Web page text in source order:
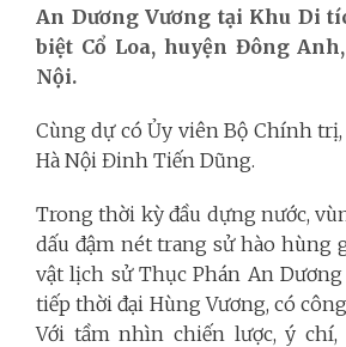
An Dương Vương tại Khu Di
biệt Cổ Loa, huyện Đông
Nội.
Cùng dự có Ủy viên Bộ Chính
Hà Nội Đinh Tiến Dũng.
Trong thời kỳ đầu dựng nước,
dấu đậm nét trang sử hào hùng
vật lịch sử Thục Phán An
tiếp thời đại Hùng Vương, có
Với tầm nhìn chiến lược, ý chí,